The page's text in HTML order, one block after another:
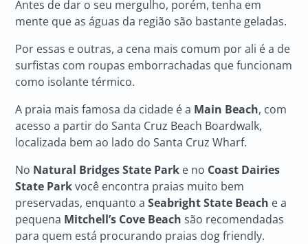
Antes de dar o seu mergulho, porém, tenha em
mente que as águas da região são bastante geladas.
Por essas e outras, a cena mais comum por ali é a de
surfistas com roupas emborrachadas que funcionam
como isolante térmico.
A praia mais famosa da cidade é a Main Beach, com
acesso a partir do Santa Cruz Beach Boardwalk,
localizada bem ao lado do Santa Cruz Wharf.
No Natural Bridges State Park e no Coast Dairies
State Parkvocê encontra praias muito bem
preservadas, enquanto aSeabright State Beach e a
pequena Mitchell’s Cove Beach são recomendadas
para quem está procurando praias dog friendly.